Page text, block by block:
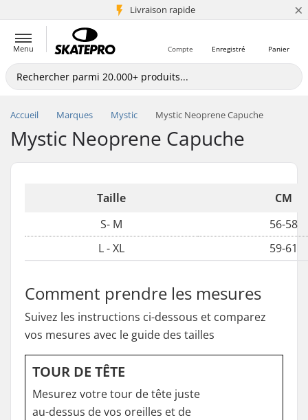
Livraison rapide
+5 mio de clients ×
Menu Panier
Enregistré
Compte
Accueil Marques Mystic Mystic Neoprene Capuche
Mystic Neoprene Capuche
Taille
CM
S- M
56-58
L - XL
59-61
Comment prendre les mesures
Suivez les instructions ci-dessous et comparez
vos mesures avec le guide des tailles
TOUR DE TÊTE
Mesurez votre tour de tête juste
au-dessus de vos oreilles et de